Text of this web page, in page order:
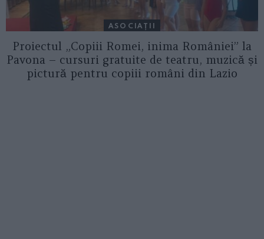
ASOCIAŢII
Proiectul „Copiii Romei, inima României” la
Pavona – cursuri gratuite de teatru, muzică și
pictură pentru copiii români din Lazio